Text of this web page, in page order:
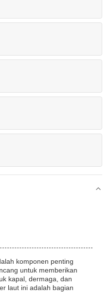
komponen penting
untuk memberikan
kapal, dermaga, dan
laut ini adalah bagian